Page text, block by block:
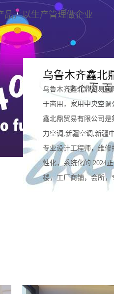
品，以生产管理做企业
乌鲁木齐鑫北
乌鲁木齐鑫北鼎贸易
于商用，家用中央空
鑫北鼎贸易有限公司
力空调,新疆空调,新疆
专业设计工程师，维
性化，系统化的 2024
楼，工厂商铺，会所，